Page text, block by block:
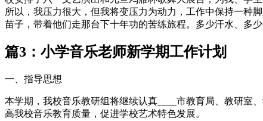
所以，我压力很大，但我将变压力为动力，工作中保持一种
苗子，带着他们走那台下十年功的苦练旅程。多少汗水、多
篇3：小学音乐老师新学期工作计划
一、指导思想
本学期，我校音乐教研组将继续认真____市教育局、教研室
高我校音乐教育质量，促进学校艺术特色发展。